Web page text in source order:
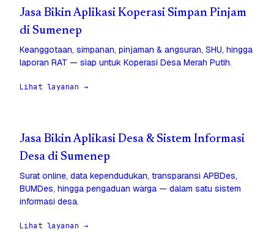
Jasa Bikin Aplikasi Koperasi Simpan Pinjam
di Sumenep
Keanggotaan, simpanan, pinjaman & angsuran, SHU, hingga
laporan RAT — siap untuk Koperasi Desa Merah Putih.
Lihat layanan →
Jasa Bikin Aplikasi Desa & Sistem Informasi
Desa di Sumenep
Surat online, data kependudukan, transparansi APBDes,
BUMDes, hingga pengaduan warga — dalam satu sistem
informasi desa.
Lihat layanan →